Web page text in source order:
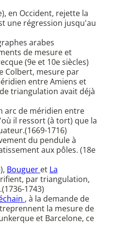
en Occident, rejette la
une régression jusqu'au
arabes
de mesure et
(9e et 10e siècles)
Colbert, mesure par
entre Amiens et
triangulation avait déjà
arc de méridien entre
il ressort (à tort) que la
1716)
du pendule à
aux pôles. (18e
Bouguer et La
par triangulation,
1743)
, à la demande de
la mesure de
et Barcelone, ce